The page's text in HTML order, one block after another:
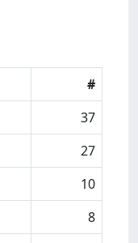
#
37
27
10
8